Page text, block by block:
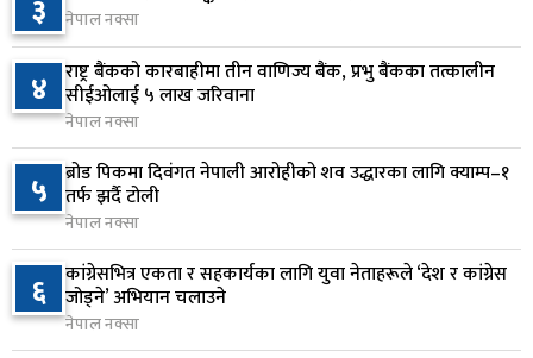
१ दिन अघि
८
सुनसरी र सिरहाका घटनाका पीडितलाई राहत र उपचार
दिने सरकारको निर्णय
१ दिन अघि
९
कृषि क्षेत्रलाई आत्मनिर्भर बनाउने लक्ष्यसहित राष्ट्रिय कृषि
नीति २०८३ जारी
१ दिन अघि
१० नेपाल टेलिकमले बक्यौता महसुलमा जरिवाना छुट दिने
१ दिन अघि
३ नेपाल नक्सा
४ राष्ट्र बैंकको कारबाहीमा तीन वाणिज्य बैंक, प्रभु बैंकका तत्कालीन
सीईओलाई ५ लाख जरिवाना
नेपाल नक्सा
५ ब्रोड पिकमा दिवंगत नेपाली आरोहीको शव उद्धारका लागि क्याम्प–१
तर्फ झर्दै टोली
नेपाल नक्सा
६ कांग्रेसभित्र एकता र सहकार्यका लागि युवा नेताहरूले ‘देश र कांग्रेस
जोड्ने’ अभियान चलाउने
नेपाल नक्सा